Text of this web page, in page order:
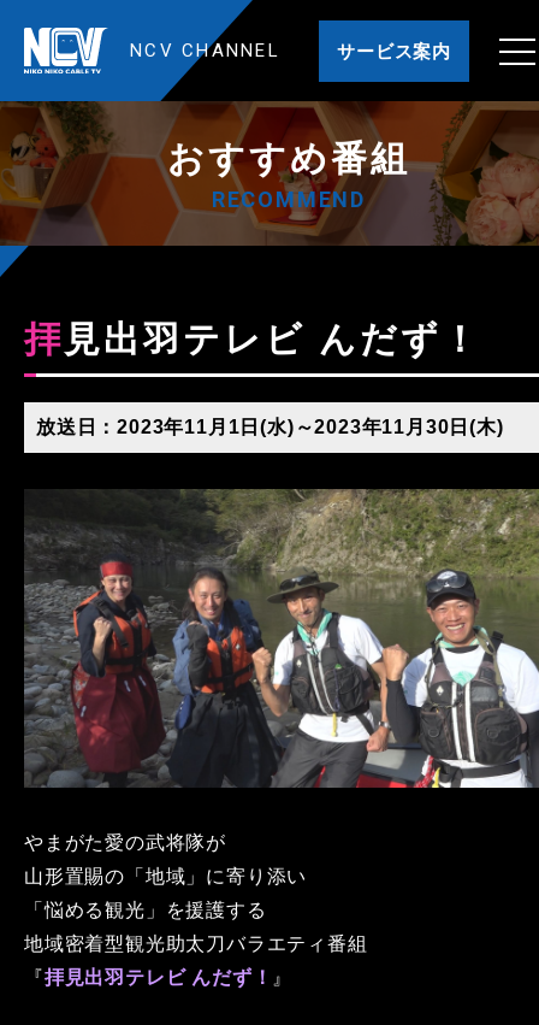
NCV CHANNEL サービス案内
おすすめ番組
RECOMMEND
拝見出羽テレビ んだず！
放送日：2023年11月1日(水)～2023年11月30日(木)
やまがた愛の武将隊が
山形置賜の「地域」に寄り添い
「悩める観光」を援護する
地域密着型観光助太刀バラエティ番組
『拝見出羽テレビ んだず！ 』